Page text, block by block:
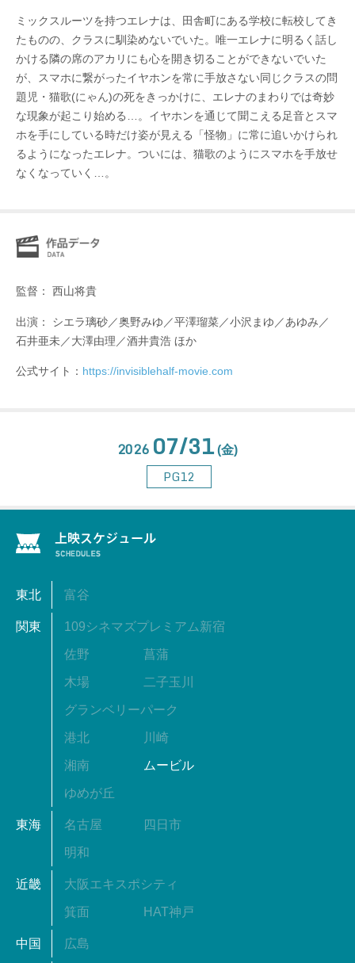
ミックスルーツを持つエレナは、⽥舎町にある学校に転校してき
たものの、クラスに馴染めないでいた。唯⼀エレナに明るく話し
かける隣の席のアカリにも⼼を開き切ることができないでいた
が、スマホに繋がったイヤホンを常に⼿放さない同じクラスの問
題児・猫歌(にゃん)の死をきっかけに、エレナのまわりでは奇妙
な現象が起こり始める…。イヤホンを通じて聞こえる⾜⾳とスマ
ホを⼿にしている時だけ姿が⾒える「怪物」に常に追いかけられ
るようになったエレナ。ついには、猫歌のようにスマホを⼿放せ
なくなっていく…。
監督： 西⼭将貴
出演： シエラ璃砂／奥野みゆ／平澤瑠菜／⼩沢まゆ／あゆみ／
⽯井亜未／⼤澤由理／酒井貴浩 ほか
公式サイト： https://invisiblehalf-movie.com
2026 07/31(金)
PG12
東北 富谷
関東 109シネマズプレミアム新宿
佐野 菖蒲
木場 二子玉川
グランベリーパーク
港北 川崎
湘南 ムービル
ゆめが丘
東海 名古屋 四日市
明和
近畿 大阪エキスポシティ
箕面 HAT神戸
中国 広島